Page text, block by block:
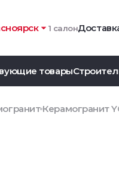
1 салон
товары
Керамогранит